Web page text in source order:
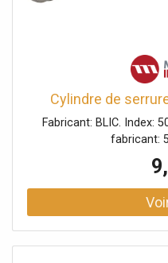
Cylindre de
Fabricant: BLIC. Index:
fabricant: